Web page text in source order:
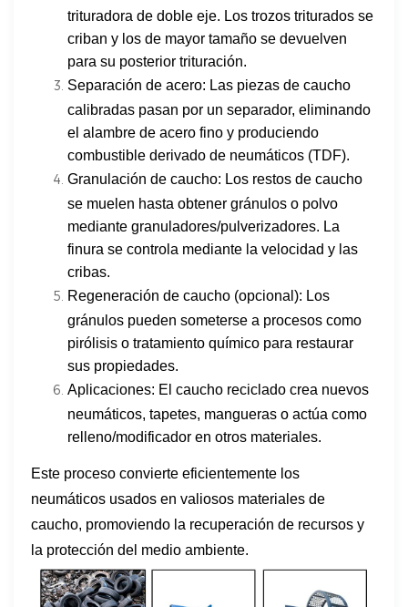
trituradora de doble eje. Los trozos triturados se
criban y los de mayor tamaño se devuelven
para su posterior trituración.
Separación de acero: Las piezas de caucho
calibradas pasan por un separador, eliminando
el alambre de acero fino y produciendo
combustible derivado de neumáticos (TDF).
Granulación de caucho: Los restos de caucho
se muelen hasta obtener gránulos o polvo
mediante granuladores/pulverizadores. La
finura se controla mediante la velocidad y las
cribas.
Regeneración de caucho (opcional): Los
gránulos pueden someterse a procesos como
pirólisis o tratamiento químico para restaurar
sus propiedades.
Aplicaciones: El caucho reciclado crea nuevos
neumáticos, tapetes, mangueras o actúa como
relleno/modificador en otros materiales.
Este proceso convierte eficientemente los
neumáticos usados en valiosos materiales de
caucho, promoviendo la recuperación de recursos y
la protección del medio ambiente.